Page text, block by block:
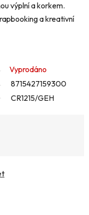
výplní a korkem.
a kreativní
Vyprodáno
8715427159300
CR1215/GEH